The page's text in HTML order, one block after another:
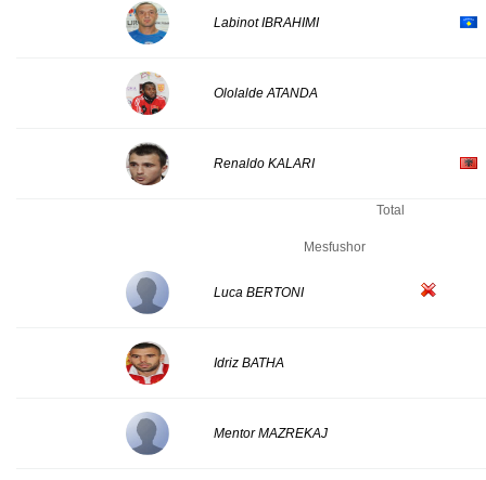
Labinot IBRAHIMI
Ololalde ATANDA
Renaldo KALARI
Total
Mesfushor
Luca BERTONI
Idriz BATHA
Mentor MAZREKAJ